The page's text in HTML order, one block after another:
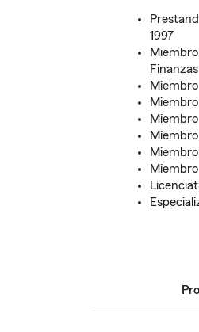
1997
Finanzas